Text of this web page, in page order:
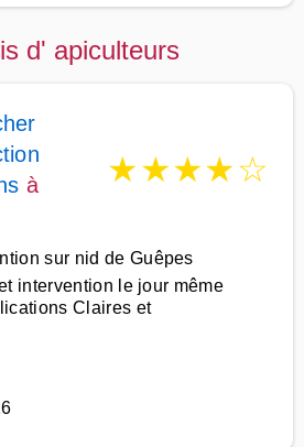
d' apiculteurs
à
★★★★☆
sur nid de Guêpes
intervention le jour même
Claires et